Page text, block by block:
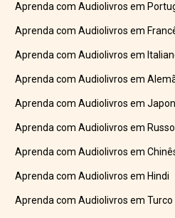
Aprenda com Audiolivros em
Aprenda com Audiolivros em
Aprenda com Audiolivros em
Aprenda com Audiolivros em
Aprenda com Audiolivros em
Aprenda com Audiolivros em Russo
Aprenda com Audiolivros em
Aprenda com Audiolivros em Hindi
Aprenda com Audiolivros em Turco